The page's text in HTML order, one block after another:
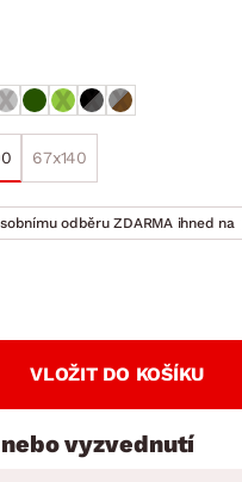
67x140
odběru ZDARMA ihned na
VLOŽIT DO KOŠÍKU
vyzvednutí